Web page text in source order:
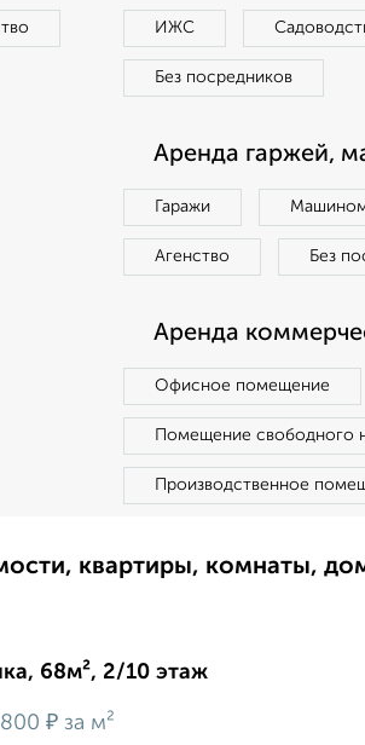
ИЖС
Без посредников
Аренда гаржей,
Гаражи
Агенство Без
Аренда
Офисное помещение
Помещение свободного
Производственное
квартиры, комнаты,
68м², 2/10 этаж
₽ за м²